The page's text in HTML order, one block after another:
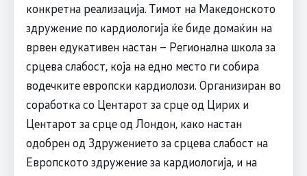
конкретна реализација. Тимот на Македонското
здружение по кардиологија ќе биде домаќин на
врвен едукативен настан – Регионална школа за
срцева слабост, која на едно место ги собира
водечките европски кардиолози. Организиран во
соработка со Центарот за срце од Цирих и
Центарот за срце од Лондон, како настан
одобрен од Здружението за срцева слабост на
Европското здружение за кардиологија, и на